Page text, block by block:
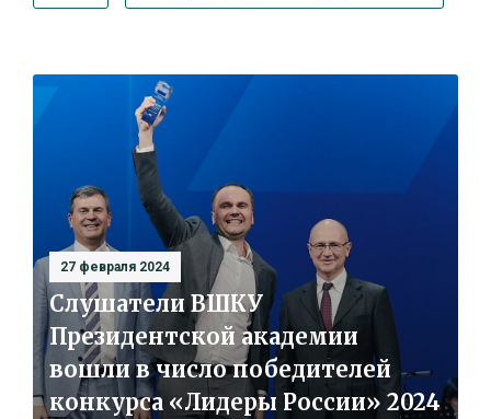
27 февраля 2024
Слушатели ВШКУ
Президентской академии
вошли в число победителей
конкурса «Лидеры России» 2024